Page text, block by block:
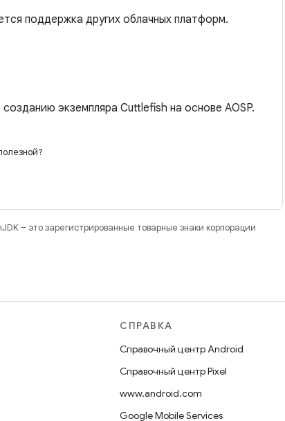
поддержка других облачных платформ.
экземпляра Cuttlefish на основе AOSP.
– это зарегистрированные товарные знаки корпорации
СПРАВКА
Справочный центр Android
Справочный центр Pixel
www.android.com
Google Mobile Services